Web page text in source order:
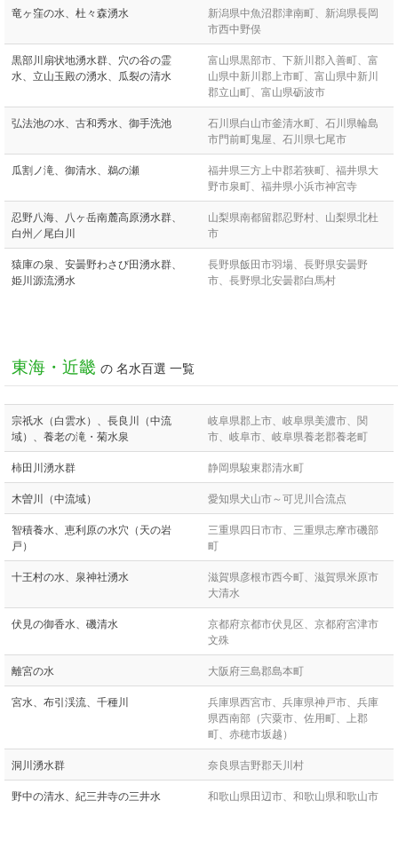
竜ヶ窪の水、杜々森湧水
新潟県中魚沼郡津南町、新潟県長岡
市西中野俣
黒部川扇状地湧水群、穴の谷の霊
水、立山玉殿の湧水、瓜裂の清水
富山県黒部市、下新川郡入善町、富
山県中新川郡上市町、富山県中新川
郡立山町、富山県砺波市
弘法池の水、古和秀水、御手洗池
石川県白山市釜清水町、石川県輪島
市門前町鬼屋、石川県七尾市
瓜割ノ滝、御清水、鵜の瀬
福井県三方上中郡若狭町、福井県大
野市泉町、福井県小浜市神宮寺
忍野八海、八ヶ岳南麓高原湧水群、
白州／尾白川
山梨県南都留郡忍野村、山梨県北杜
市
猿庫の泉、安曇野わさび田湧水群、
姫川源流湧水
長野県飯田市羽場、長野県安曇野
市、長野県北安曇郡白馬村
東海・近畿 の 名水百選 一覧
宗祇水（白雲水）、長良川（中流
域）、養老の滝・菊水泉
岐阜県郡上市、岐阜県美濃市、関
市、岐阜市、岐阜県養老郡養老町
柿田川湧水群 静岡県駿東郡清水町
木曽川（中流域） 愛知県犬山市～可児川合流点
智積養水、恵利原の水穴（天の岩
戸）
三重県四日市市、三重県志摩市磯部
町
十王村の水、泉神社湧水
滋賀県彦根市西今町、滋賀県米原市
大清水
伏見の御香水、磯清水
京都府京都市伏見区、京都府宮津市
文殊
離宮の水 大阪府三島郡島本町
宮水、布引渓流、千種川
兵庫県西宮市、兵庫県神戸市、兵庫
県西南部（宍粟市、佐用町、上郡
町、赤穂市坂越）
洞川湧水群 奈良県吉野郡天川村
野中の清水、紀三井寺の三井水 和歌山県田辺市、和歌山県和歌山市